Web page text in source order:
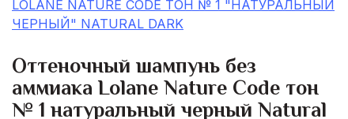
Оттеночный шампунь без
аммиака Lolane Nature Code тон
№ 1 натуральный черный Natural